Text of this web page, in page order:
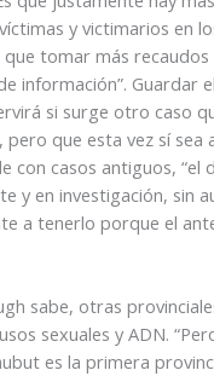
y victimarios en
tomar más recaudos
información”. Guardar
si surge otro caso
pero que esta vez sí sea
con casos antiguos, “el
y en investigación, sin
a tenerlo porque el
sabe, otras
sexuales y ADN.
es la primera